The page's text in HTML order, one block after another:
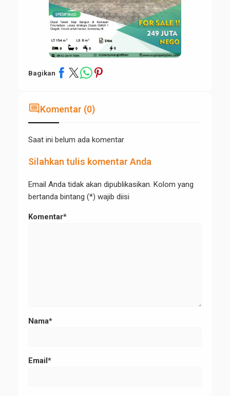
Bagikan
commentKomentar (0)
Saat ini belum ada komentar
Silahkan tulis komentar Anda
Email Anda tidak akan dipublikasikan. Kolom yang
bertanda bintang (*) wajib diisi
Komentar*
Nama*
Email*